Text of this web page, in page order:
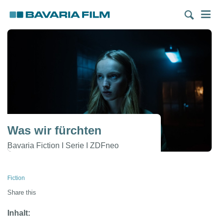
zum
Inhalt
Was wir fürchten
Bavaria Fiction I Serie I ZDFneo
Pfadnavigation
Fiction
Share this
Inhalt: